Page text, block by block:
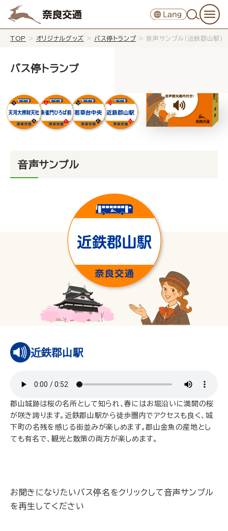
TOP > オリジナルグッズ > バス停トランプ >音声サンプル（近鉄郡山駅）
バス停トランプ
音声サンプル
近鉄郡山駅
郡山城跡は桜の名所として知られ、春にはお堀沿いに満開の桜
が咲き誇ります。近鉄郡山駅から徒歩圏内でアクセスも良く、城
下町の名残を感じる街並みが楽しめます。郡山金魚の産地とし
ても有名で、観光と散策の両方が楽しめます。
お聞きになりたいバス停名をクリックして音声サンプル
を再生してください